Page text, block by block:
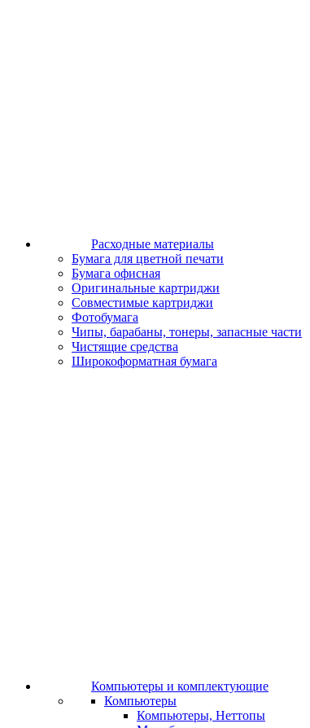
Расходные материалы
Бумага для цветной печати
Бумага офисная
Оригинальные картриджи
Совместимые картриджи
Фотобумага
Чипы, барабаны, тонеры, запасные части
Чистящие средства
Широкоформатная бумага
Компьютеры и комплектующие
Компьютеры
Компьютеры, Неттопы